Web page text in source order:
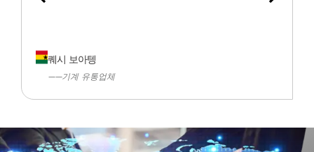
퀘시 보아텡
——기계 유통업체